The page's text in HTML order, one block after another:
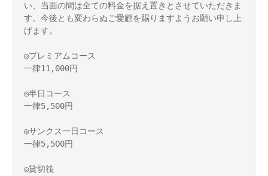
い、当面の間は全ての料金を据え置きとさせていただきま
す。今後とも変わらぬご愛顧を賜りますようお願い申し上
げます。
◎プレミアムコース
一律11,000円
◎半日コース
一律5,500円
◎サンクス一日コース
一律5,500円
◎貸切筏